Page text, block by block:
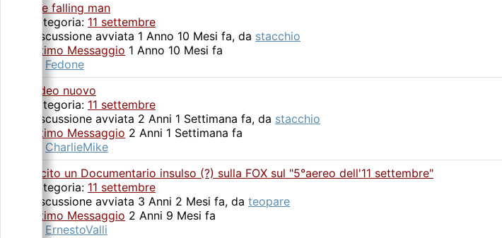
The falling man
Categoria: 11 settembre
Discussione avviata 1 Anno 10 Mesi fa, da stacchio
Ultimo Messaggio 1 Anno 10 Mesi fa
Fedone
Video nuovo
Categoria: 11 settembre
Discussione avviata 2 Anni 1 Settimana fa, da stacchio
Ultimo Messaggio 2 Anni 1 Settimana fa
CharlieMike
uscito un Documentario insulso (?) sulla FOX sul "5°aereo dell'11 settembre"
Categoria: 11 settembre
Discussione avviata 3 Anni 2 Mesi fa, da teopare
Ultimo Messaggio 2 Anni 9 Mesi fa
ErnestoValli